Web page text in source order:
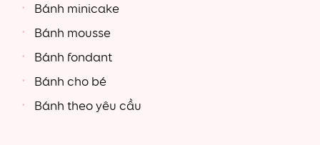
Bánh minicake
Bánh mousse
Bánh fondant
Bánh cho bé
Bánh theo yêu cầu